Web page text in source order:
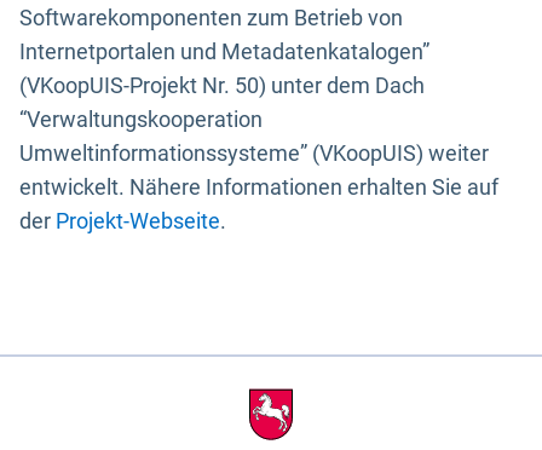
Softwarekomponenten zum Betrieb von
Internetportalen und Metadatenkatalogen”
(VKoopUIS-Projekt Nr. 50) unter dem Dach
“Verwaltungskooperation
Umweltinformationssysteme” (VKoopUIS) weiter
entwickelt. Nähere Informationen erhalten Sie auf
der Projekt-Webseite.